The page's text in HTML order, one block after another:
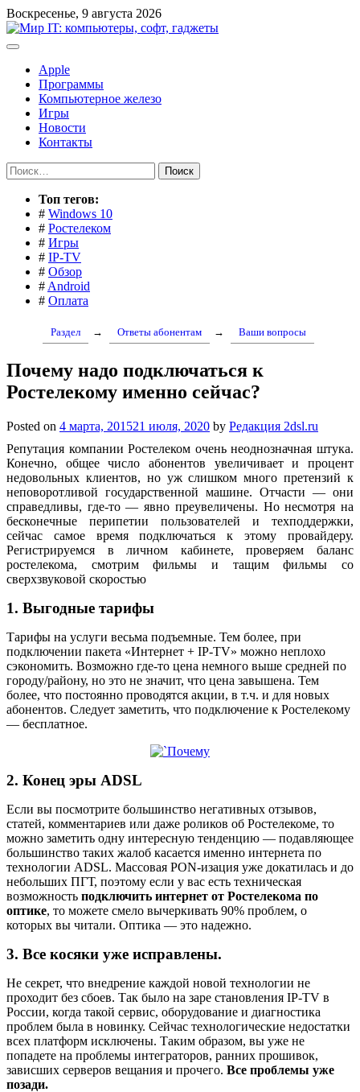
Перейти
к
содержимому
Воскресенье, 9 августа 2026
Apple
Программы
Компьютерное железо
Игры
Новости
Контакты
Найти:
Toп тегов:
# Windows 10
# Ростелеком
# Игры
# IP-TV
# Обзор
# Android
# Оплата
Раздел → Ответы абонентам → Ваши вопросы
Почему надо подключаться к
Ростелекому именно сейчас?
Posted on 4 марта, 201521 июля, 2020 by Редакция 2dsl.ru
Репутация компании Ростелеком очень неоднозначная штука.
Конечно, общее число абонентов увеличивает и процент
недовольных клиентов, но уж слишком много претензий к
неповоротливой государственной машине. Отчасти — они
справедливы, где-то — явно преувеличены. Но несмотря на
бесконечные перипетии пользователей и техподдержки,
сейчас самое время подключаться к этому провайдеру.
Регистрируемся в личном кабинете, проверяем баланс
ростелекома, смотрим фильмы и тащим фильмы со
сверхзвуковой скоростью
1. Выгодные тарифы
Тарифы на услуги весьма подъемные. Тем более, при
подключении пакета «Интернет + IP-TV» можно неплохо
сэкономить. Возможно где-то цена немного выше средней по
городу/району, но это не значит, что цена завышена. Тем
более, что постоянно проводятся акции, в т.ч. и для новых
абонентов. Следует заметить, что подключение к Ростелекому
— бесплатное.
2. Конец эры ADSL
Если вы посмотрите большинство негативных отзывов,
статей, комментариев или даже роликов об Ростелекоме, то
можно заметить одну интересную тенденцию — подавляющее
большинство таких жалоб касается именно интернета по
технологии ADSL. Массовая PON-изация уже докатилась и до
небольших ПГТ, поэтому если у вас есть техническая
возможность подключить интернет от Ростелекома по
оптике, то можете смело вычеркивать 90% проблем, о
которых вы читали. Оптика — это надежно.
3. Все косяки уже исправлены.
Не секрет, что внедрение каждой новой технологии не
проходит без сбоев. Так было на заре становления IP-TV в
России, когда такой сервис, оборудование и диагностика
проблем была в новинку. Сейчас технологические недостатки
всех платформ исключены. Таким образом, вы уже не
попадете на проблемы интеграторов, ранних прошивок,
зависших серверов вещания и прочего. Все проблемы уже
позади.